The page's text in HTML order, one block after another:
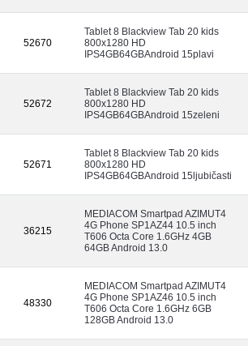
52670
Tablet 8 Blackview Tab 20 kids
800x1280 HD
IPS4GB64GBAndroid 15plavi
52672
Tablet 8 Blackview Tab 20 kids
800x1280 HD
IPS4GB64GBAndroid 15zeleni
52671
Tablet 8 Blackview Tab 20 kids
800x1280 HD
IPS4GB64GBAndroid 15ljubičasti
36215
MEDIACOM Smartpad AZIMUT4
4G Phone SP1AZ44 10.5 inch
T606 Octa Core 1.6GHz 4GB
64GB Android 13.0
48330
MEDIACOM Smartpad AZIMUT4
4G Phone SP1AZ46 10.5 inch
T606 Octa Core 1.6GHz 6GB
128GB Android 13.0